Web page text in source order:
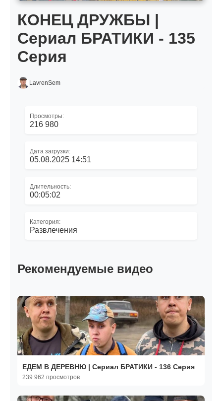
КОНЕЦ ДРУЖБЫ |
Сериал БРАТИКИ - 135
Серия
LavrenSem
Просмотры:
216 980
Дата загрузки:
05.08.2025 14:51
Длительность:
00:05:02
Категория:
Развлечения
Рекомендуемые видео
ЕДЕМ В ДЕРЕВНЮ | Сериал БРАТИКИ - 136 Серия
239 962 просмотров